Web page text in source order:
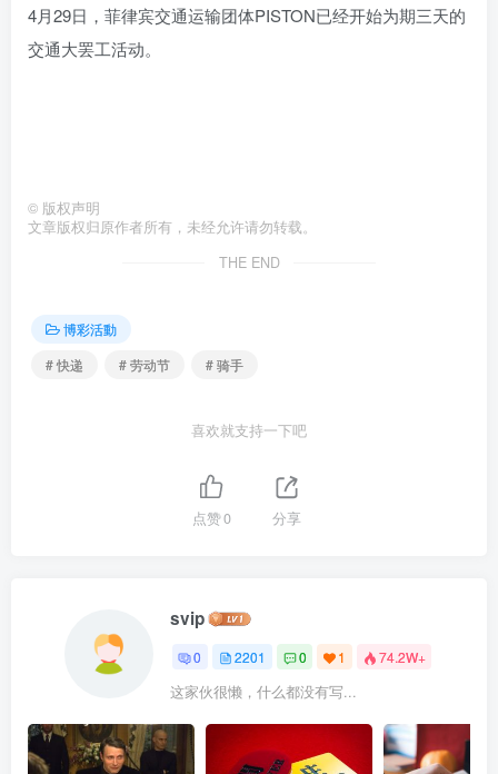
4月29日，菲律宾交通运输团体PISTON已经开始为期三天的
交通大罢工活动。
© 版权声明
文章版权归原作者所有，未经允许请勿转载。
THE END
博彩活動
# 快递
# 劳动节 # 骑手
喜欢就支持一下吧
点赞0 分享
svip
0 2201 0 1 74.2W+
这家伙很懒，什么都没有写...